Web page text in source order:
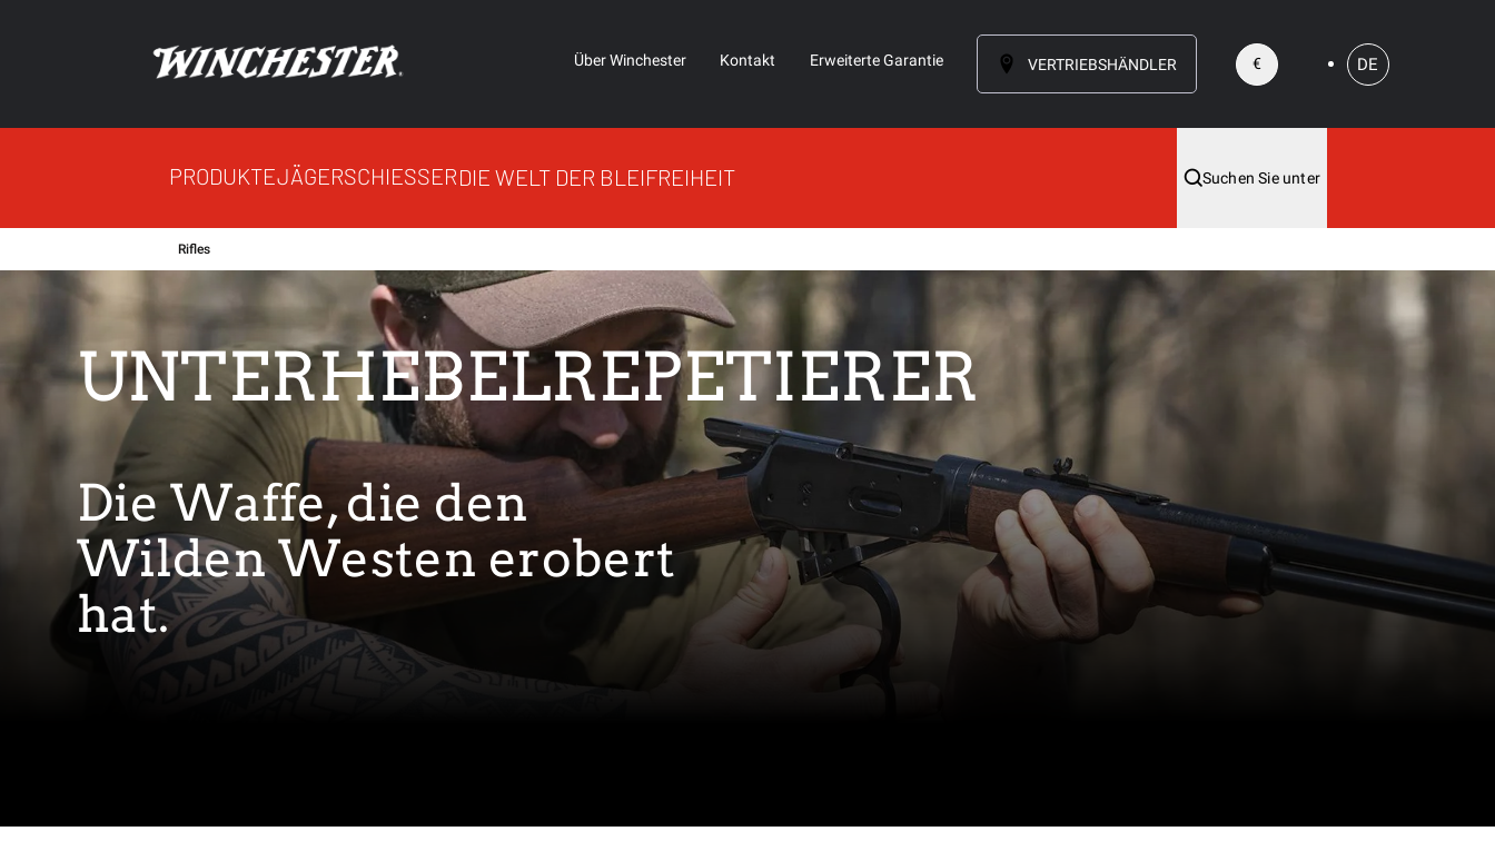
Über Winchester Kontakt Erweiterte Garantie VERTRIEBSHÄNDLER € DE
PRODUKTEJÄGERSCHIESSERDIE WELT DER BLEIFREIHEIT Suchen Sie unter
Rifles
UNTERHEBELREPETIERER
Die Waffe, die den
Wilden Westen erobert
hat.